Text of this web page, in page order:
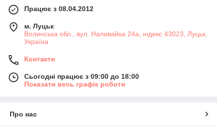
Працює з 08.04.2012
м. Луцьк
Волинська обл., вул. Наливайка 24а, індекс 43023, Луцьк,
Україна
Контакти
Сьогодні працює з 09:00 до 18:00
Показати весь графік роботи
Про нас